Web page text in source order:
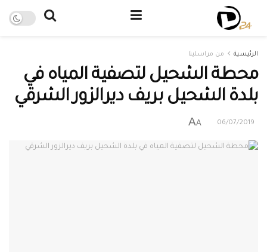
الرئيسية من مراسلينا
محطة الشحيل لتصفية المياه في
بلدة الشحيل بريف ديرالزور الشرقي
06/07/2019
A
A